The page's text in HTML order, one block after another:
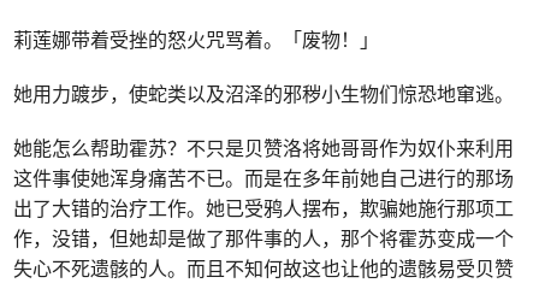
莉莲娜带着受挫的怒火咒骂着。「废物！」
她用力踱步，使蛇类以及沼泽的邪秽小生物们惊恐地窜逃。
她能怎么帮助霍苏？不只是贝赞洛将她哥哥作为奴仆来利用
这件事使她浑身痛苦不已。而是在多年前她自己进行的那场
出了大错的治疗工作。她已受鸦人摆布，欺骗她施行那项工
作，没错，但她却是做了那件事的人，那个将霍苏变成一个
失心不死遗骸的人。而且不知何故这也让他的遗骸易受贝赞